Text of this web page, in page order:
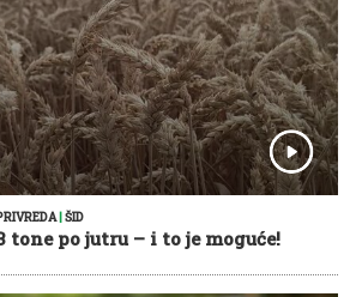
| ŠID
tone po jutru – i to je moguće!